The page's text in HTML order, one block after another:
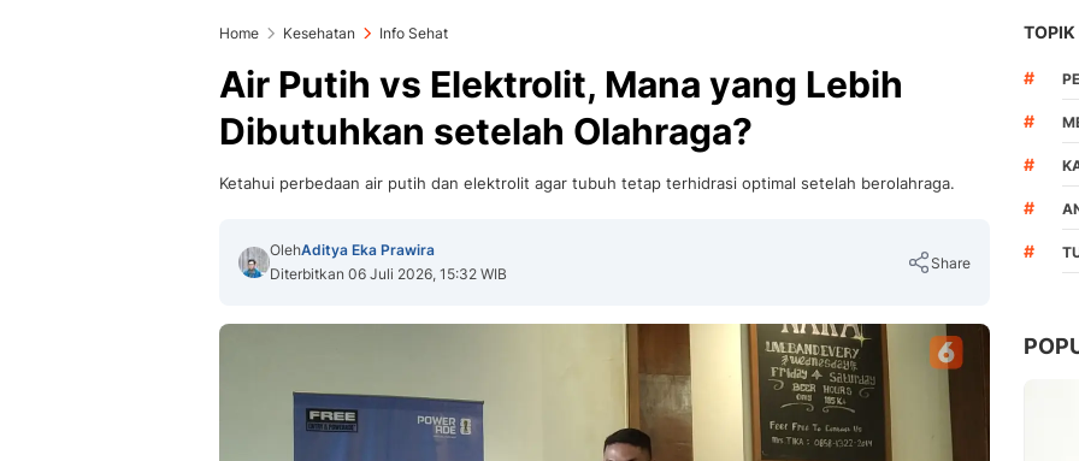
Home Kesehatan Info Sehat
Air Putih vs Elektrolit, Mana yang Lebih
Dibutuhkan setelah Olahraga?
Ketahui perbedaan air putih dan elektrolit agar tubuh tetap terhidrasi optimal setelah berolahraga.
OlehAditya Eka Prawira
Diterbitkan 06 Juli 2026, 15:32 WIB
Share
Copy Link
TOPIK
#
#
#
#
#